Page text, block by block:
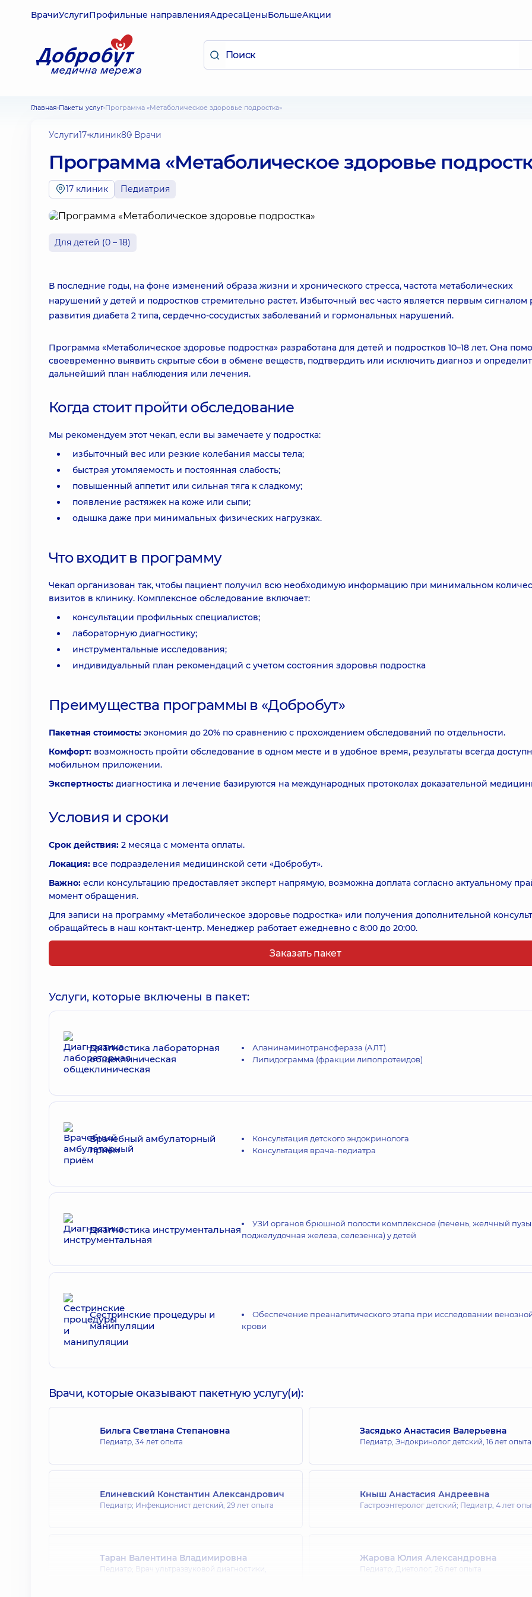
ВрачиУслугиПрофильные направленияАдресаЦеныБольшеАкции
Главная Пакеты услуг Программа «Метаболическое здоровье подростка»
Услуги17 клиник80 Врачи
Программа «Метаболическое здоровье
17 клиник Педиатрия
Для детей (0 – 18)
В последние годы, на фоне изменений образа жизни и хронического стресса, частота метаболических
нарушений у детей и подростков стремительно растет. Избыточный вес часто является первым сигналом
развития диабета 2 типа, сердечно-сосудистых заболеваний и гормональных нарушений.
Программа «Метаболическое здоровье подростка» разработана для детей и подростков 10–18 лет. Она
своевременно выявить скрытые сбои в обмене веществ, подтвердить или исключить диагноз и
дальнейший план наблюдения или лечения.
Когда стоит пройти обследование
Мы рекомендуем этот чекап, если вы замечаете у подростка:
избыточный вес или резкие колебания массы тела;
быстрая утомляемость и постоянная слабость;
повышенный аппетит или сильная тяга к сладкому;
появление растяжек на коже или сыпи;
одышка даже при минимальных физических нагрузках.
Что входит в программу
Чекап организован так, чтобы пациент получил всю необходимую информацию при минимальном
визитов в клинику. Комплексное обследование включает:
консультации профильных специалистов;
лабораторную диагностику;
инструментальные исследования;
индивидуальный план рекомендаций с учетом состояния здоровья подростка
Преимущества программы в «Добробут»
Пакетная стоимость: экономия до 20% по сравнению с прохождением обследований по отдельности.
Комфорт: возможность пройти обследование в одном месте и в удобное время, результаты всегда
мобильном приложении.
Экспертность: диагностика и лечение базируются на международных протоколах доказательной
Условия и сроки
Срок действия: 2 месяца с момента оплаты.
Локация: все подразделения медицинской сети «Добробут».
Важно: если консультацию предоставляет эксперт напрямую, возможна доплата согласно актуальному
момент обращения.
Для записи на программу «Метаболическое здоровье подростка» или получения дополнительной
обращайтесь в наш контакт-центр. Менеджер работает ежедневно с 8:00 до 20:00.
Заказать пакет
Услуги, которые включены в пакет:
Диагностика лабораторная
общеклиническая
Аланинаминотрансфераза (АЛТ)
Липидограмма (фракции липопротеидов)
Врачебный амбулаторный
приём
Консультация детского эндокринолога
Консультация врача-педиатра
Диагностика инструментальная
УЗИ органов брюшной полости комплексное (печень, желчный
поджелудочная железа, селезенка) у детей
Сестринские процедуры и
манипуляции
Обеспечение преаналитического этапа при исследовании
крови
Врачи, которые оказывают пакетную услугу(и):
Бильга Светлана Степановна
Педиатр, 34 лет опыта
Засядько Анастасия Валерьевна
Педиатр; Эндокринолог детский, 16 лет опыта
Елиневский Константин Александрович
Педиатр; Инфекционист детский, 29 лет опыта
Кныш Анастасия Андреевна
Гастроэнтеролог детский; Педиатр, 4 лет
Таран Валентина Владимировна
Педиатр; Врач ультразвуковой диагностики,
Жарова Юлия Александровна
Педиатр; Диетолог, 26 лет опыта